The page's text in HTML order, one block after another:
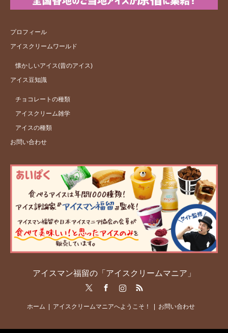
プロフィール
アイスクリームワールド
懐かしいアイス(昔のアイス)
アイス豆知識
チョコレートの種類
アイスクリーム雑学
アイスの種類
お問い合わせ
アイスマン福留の「アイスクリームマニア」
RSS
ホーム アイスクリームマニアへようこそ！ お問い合わせ